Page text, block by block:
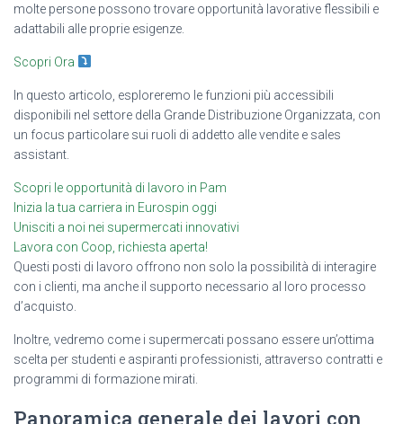
molte persone possono trovare opportunità lavorative flessibili e
adattabili alle proprie esigenze.
Scopri Ora
In questo articolo, esploreremo le funzioni più accessibili
disponibili nel settore della Grande Distribuzione Organizzata, con
un focus particolare sui ruoli di addetto alle vendite e sales
assistant.
Scopri le opportunità di lavoro in Pam
Inizia la tua carriera in Eurospin oggi
Unisciti a noi nei supermercati innovativi
Lavora con Coop, richiesta aperta!
Questi posti di lavoro offrono non solo la possibilità di interagire
con i clienti, ma anche il supporto necessario al loro processo
d’acquisto.
Inoltre, vedremo come i supermercati possano essere un’ottima
scelta per studenti e aspiranti professionisti, attraverso contratti e
programmi di formazione mirati.
Panoramica generale dei lavori con